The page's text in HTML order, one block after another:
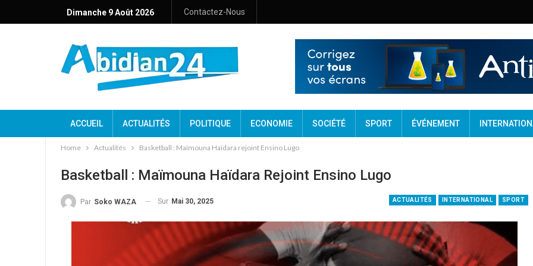
Dimanche 9 Août 2026 Contactez-Nous
ACCUEIL ACTUALITÉS POLITIQUE ECONOMIE SOCIÉTÉ SPORT ÉVÉNEMENT
Home Actualités Basketball : Maïmouna Haïdara rejoint Ensino Lugo
Basketball : Maïmouna Haïdara Rejoint Ensino Lugo
ACTUALITÉS INTERNATIONAL SPORT
Par Soko WAZA Sur Mai 30, 2025